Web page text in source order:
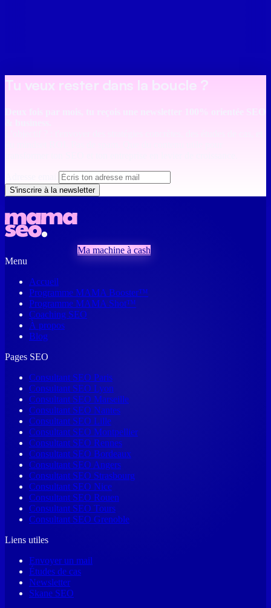
Tu veux rester dans la boucle ?
S'inscrire à la newsletter
Ma machine à cash
Menu
Accueil
Programme MAMA Booster™
Programme MAMA Shot™
Coaching SEO
À propos
Blog
Pages SEO
Consultant SEO Paris
Consultant SEO Lyon
Consultant SEO Marseille
Consultant SEO Nantes
Consultant SEO Lille
Consultant SEO Montpellier
Consultant SEO Rennes
Consultant SEO Bordeaux
Consultant SEO Angers
Consultant SEO Strasbourg
Consultant SEO Nice
Consultant SEO Rouen
Consultant SEO Tours
Consultant SEO Grenoble
Liens utiles
Envoyer un mail
Études de cas
Newsletter
Skane SEO